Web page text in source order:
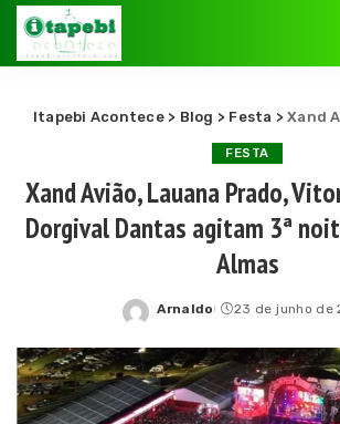
Itapebi Acontece> Blog > Festa >Xand Avião, Lauana Prado,
FESTA
Xand Avião, Lauana Prado,
Dorgival Dantas agitam 3ª
Almas
Posted
Arnaldo 23 de junho de